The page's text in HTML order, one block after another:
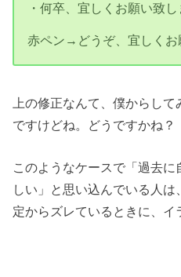
・何卒、宜しくお願い致し
赤ペン→どうぞ、宜しくお
上の修正なんて、僕からし
ですけどね。どうですかね？
このようなケースで「過去
しい」と思い込んでいる人
定からズレているときに、イ